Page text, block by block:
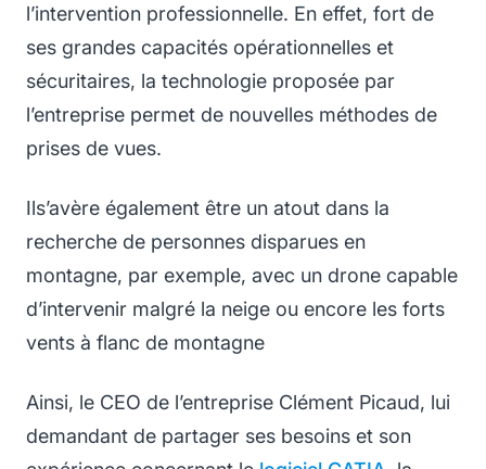
l’intervention professionnelle. En effet, fort de
ses grandes capacités opérationnelles et
sécuritaires, la technologie proposée par
l’entreprise permet de nouvelles méthodes de
prises de vues.
Ils’avère également être un atout dans la
recherche de personnes disparues en
montagne, par exemple, avec un drone capable
d’intervenir malgré la neige ou encore les forts
vents à flanc de montagne
Ainsi, le CEO de l’entreprise Clément Picaud, lui
demandant de partager ses besoins et son